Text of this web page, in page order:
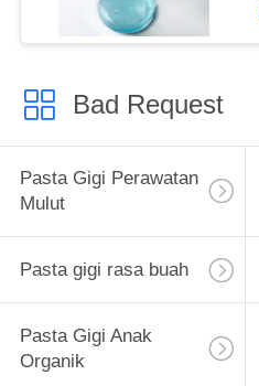
Bad Request
Pasta Gigi Perawatan
Mulut
Pasta gigi rasa buah
Pasta Gigi Anak
Organik